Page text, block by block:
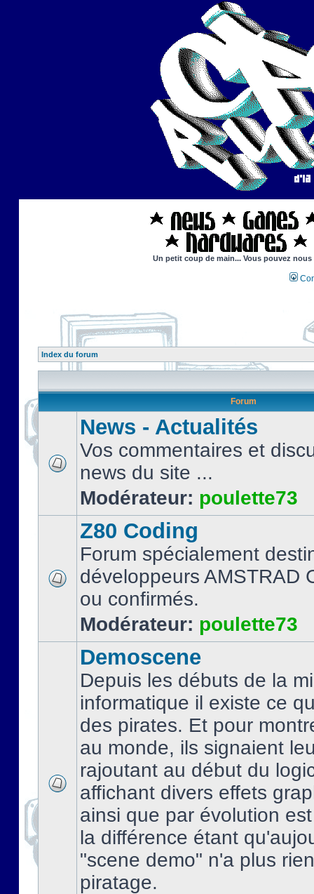
Un petit coup de main... Vous pouvez
Index du forum
Forum
News - Actualités
Vos commentaires et
news du site ...
Modérateur: poulette73
Z80 Coding
Forum spécialement
développeurs AMSTRAD
ou confirmés.
Modérateur: poulette73
Demoscene
Depuis les débuts de la
informatique il existe ce
des pirates. Et pour
au monde, ils signaient
rajoutant au début du
affichant divers effets
ainsi que par évolution
la différence étant
"scene demo" n'a plus
piratage.